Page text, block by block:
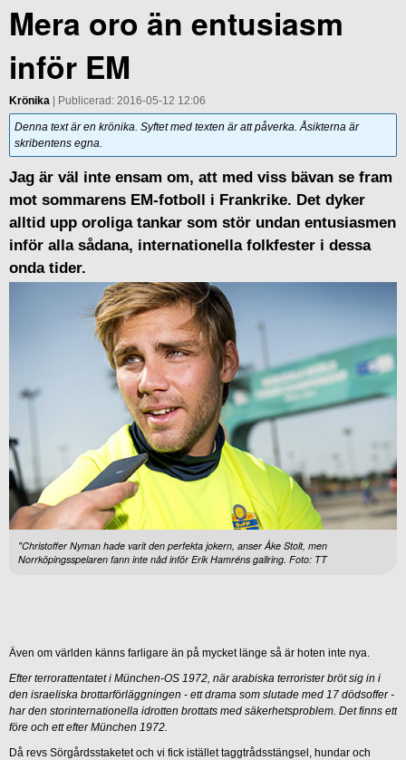
Mera oro än entusiasm
inför EM
Krönika | Publicerad: 2016-05-12 12:06
Denna text är en krönika. Syftet med texten är att påverka. Åsikterna är
skribentens egna.
Jag är väl inte ensam om, att med viss bävan se fram
mot sommarens EM-fotboll i Frankrike. Det dyker
alltid upp oroliga tankar som stör undan entusiasmen
inför alla sådana, internationella folkfester i dessa
onda tider.
"Christoffer Nyman hade varit den perfekta jokern, anser Åke Stolt, men
Norrköpingsspelaren fann inte nåd inför Erik Hamréns gallring. Foto: TT
Även om världen känns farligare än på mycket länge så är hoten inte nya.
Efter terrorattentatet i München-OS 1972, när arabiska terrorister bröt sig in i
den israeliska brottarförläggningen - ett drama som slutade med 17 dödsoffer -
har den storinternationella idrotten brottats med säkerhetsproblem. Det finns ett
före och ett efter München 1972.
Då revs Sörgårdsstaketet och vi fick istället taggtrådsstängsel, hundar och